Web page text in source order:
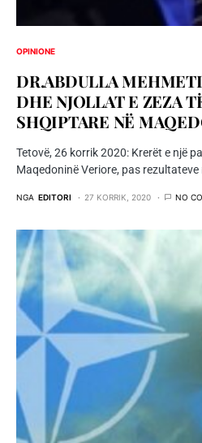
OPINIONE
DR.ABDULLA
DHE NJOLLAT E ZEZA
SHQIPTARE NË
Tetovë, 26 korrik 2020: Krerët e një
Maqedoninë Veriore, pas
NGA EDITORI 27 KORRIK, 2020 NO